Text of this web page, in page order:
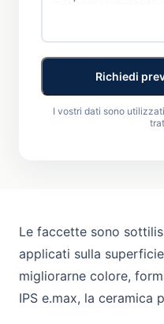
Richiedi
I vostri dati sono
Le faccette sono
applicati sulla
migliorarne colore,
IPS e.max, la ceramica